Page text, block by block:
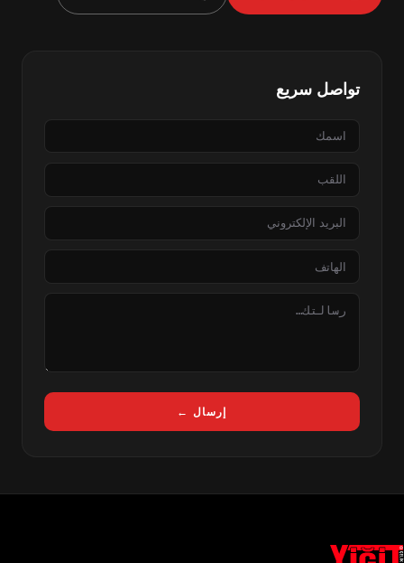
تواصل سريع
الاسم
اللقب
البريد
الإلكتروني
الهاتف
الرسالة
إرسال ←